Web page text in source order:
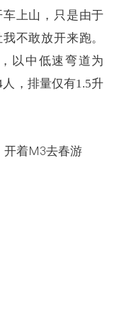
上山，只是由于
不敢放开来跑。
以中低速弯道为
，排量仅有1.5升